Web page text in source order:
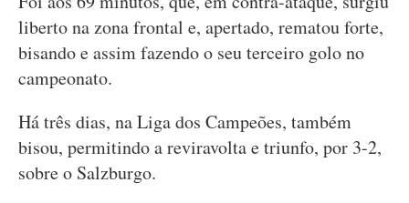
liberto na zona frontal e, apertado, rematou forte,
bisando e assim fazendo o seu terceiro golo no
campeonato.
Há três dias, na Liga dos Campeões, também
bisou, permitindo a reviravolta e triunfo, por 3-2,
sobre o Salzburgo.